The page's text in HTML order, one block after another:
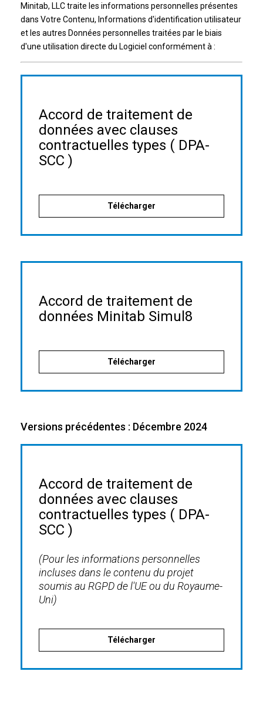
Minitab, LLC traite les informations personnelles présentes
dans Votre Contenu, Informations d'identification utilisateur
et les autres Données personnelles traitées par le biais
d'une utilisation directe du Logiciel conformément à :
Accord de traitement de
données avec clauses
contractuelles types ( DPA-
SCC )
Télécharger
Accord de traitement de
données Minitab Simul8
Télécharger
Versions précédentes : Décembre 2024
Accord de traitement de
données avec clauses
contractuelles types ( DPA-
SCC )
(Pour les informations personnelles
incluses dans le contenu du projet
soumis au RGPD de l'UE ou du Royaume-
Uni)
Télécharger